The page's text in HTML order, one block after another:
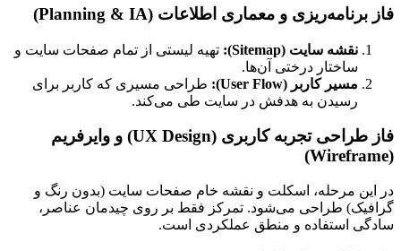
فاز برنامه‌ریزی و معماری اطلاعات (Planning & IA)
نقشه سایت (Sitemap):
تهیه لیستی از تمام صفحات سایت و
ساختار درختی آن‌ها.
مسیر کاربر (User Flow):
طراحی مسیری که کاربر برای
رسیدن به هدفش در سایت طی می‌کند.
فاز طراحی تجربه کاربری (UX Design) و وایرفریم
(Wireframe)
در این مرحله، اسکلت و نقشه خام صفحات سایت (بدون رنگ و
گرافیک) طراحی می‌شود. تمرکز فقط بر روی چیدمان عناصر،
سادگی استفاده و منطق عملکردی است.